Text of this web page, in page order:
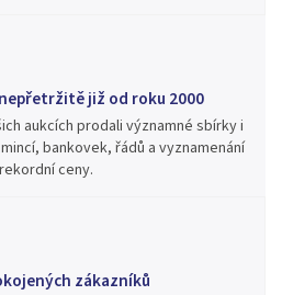
již od roku 2000
aukcích prodali významné sbírky i
bankovek, řádů a vyznamenání
ceny.
zákazníků